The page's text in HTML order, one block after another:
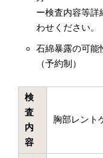
ー検査内容等詳
わせください。
石綿暴露の可能
（予約制）
検
査
内
容
胸部レント